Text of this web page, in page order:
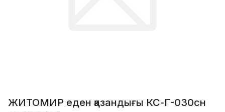
ЖИТОМИР еден қазандығы КС-Г-030сн